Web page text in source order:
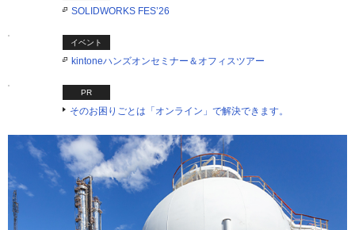
SOLIDWORKS FES’26
イベント
kintoneハンズオンセミナー＆オフィスツアー
PR
そのお困りごとは「オンライン」で解決できます。